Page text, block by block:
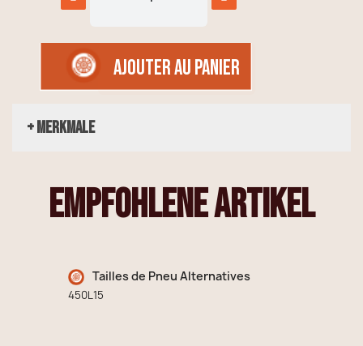
AJOUTER AU PANIER
+ Merkmale
empfohlene Artikel
Tailles de Pneu Alternatives
450L15